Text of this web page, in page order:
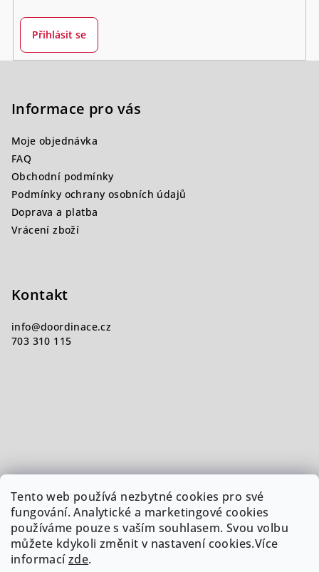
Tento web používá nezbytné cookies pro své
fungování. Analytické a marketingové cookies
používáme pouze s vaším souhlasem. Svou volbu
můžete kdykoli změnit v nastavení cookies.Více
informacízde.
Přihlásit se
Informace pro vás
Moje objednávka
FAQ
Obchodní podmínky
Podmínky ochrany osobních údajů
Doprava a platba
Vrácení zboží
Kontakt
info@doordinace.cz
703 310 115